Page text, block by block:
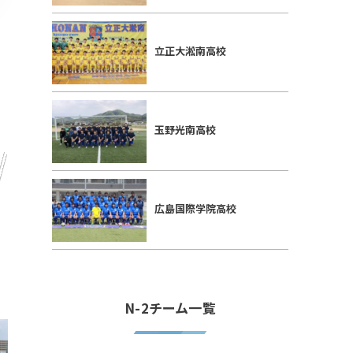
立正大淞南高校
玉野光南高校
広島国際学院高校
N-2チーム一覧